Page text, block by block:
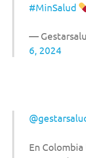
#MinSalud
—
6, 2024
En